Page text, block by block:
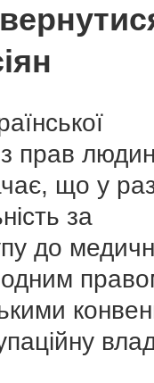
з прав
що у
за
до